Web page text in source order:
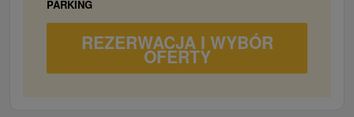
PARKING
REZERWACJA I WYBÓR
OFERTY